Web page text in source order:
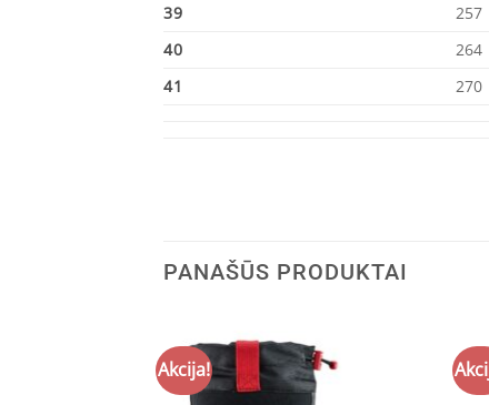
39
257
40
264
41
270
PANAŠŪS PRODUKTAI
Akcija!